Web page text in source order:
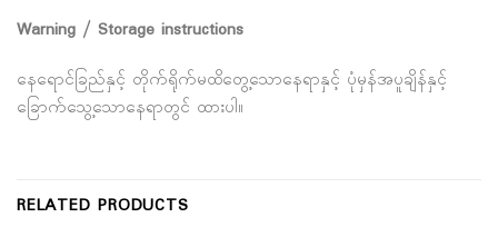
Warning / Storage instructions
နေရောင်ခြည်နှင့် တိုက်ရိုက်မထိတွေ့သောနေရာနှင့် ပုံမှန်အပူချိန်နှင့်
ခြောက်သွေ့သောနေရာတွင် ထားပါ။
RELATED PRODUCTS